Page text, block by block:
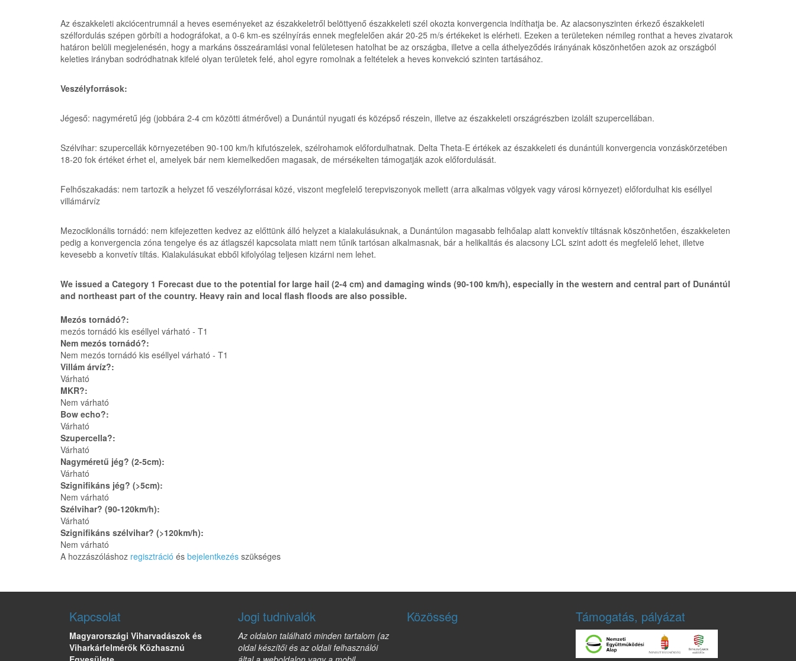
Az északkeleti akciócentrumnál a heves eseményeket az északkeletről belöttyenő északkeleti szél okozta konvergencia indíthatja be. Az alacsonyszinten érkező északkeleti
szélfordulás szépen görbíti a hodográfokat, a 0-6 km-es szélnyírás ennek megfelelően akár 20-25 m/s értékeket is elérheti. Ezeken a területeken némileg ronthat a heves zivatarok
határon belüli megjelenésén, hogy a markáns összeáramlási vonal felületesen hatolhat be az országba, illetve a cella áthelyeződés irányának köszönhetően azok az országból
keleties irányban sodródhatnak kifelé olyan területek felé, ahol egyre romolnak a feltételek a heves konvekció szinten tartásához.
Veszélyforrások:
Jégeső: nagyméretű jég (jobbára 2-4 cm közötti átmérővel) a Dunántúl nyugati és középső részein, illetve az északkeleti országrészben izolált szupercellában.
Szélvihar: szupercellák környezetében 90-100 km/h kifutószelek, szélrohamok előfordulhatnak. Delta Theta-E értékek az északkeleti és dunántúli konvergencia vonzáskörzetében
18-20 fok értéket érhet el, amelyek bár nem kiemelkedően magasak, de mérsékelten támogatják azok előfordulását.
Felhőszakadás: nem tartozik a helyzet fő veszélyforrásai közé, viszont megfelelő terepviszonyok mellett (arra alkalmas völgyek vagy városi környezet) előfordulhat kis eséllyel
villámárvíz
Mezociklonális tornádó: nem kifejezetten kedvez az előttünk álló helyzet a kialakulásuknak, a Dunántúlon magasabb felhőalap alatt konvektív tiltásnak köszönhetően, északkeleten
pedig a konvergencia zóna tengelye és az átlagszél kapcsolata miatt nem tűnik tartósan alkalmasnak, bár a helikalitás és alacsony LCL szint adott és megfelelő lehet, illetve
kevesebb a konvetív tiltás. Kialakulásukat ebből kifolyólag teljesen kizárni nem lehet.
We issued a Category 1 Forecast due to the potential for large hail (2-4 cm) and damaging winds (90-100 km/h), especially in the western and central part of Dunántúl
and northeast part of the country. Heavy rain and local flash floods are also possible.
Mezós tornádó?:
mezós tornádó kis eséllyel várható - T1
Nem mezós tornádó?:
Nem mezós tornádó kis eséllyel várható - T1
Villám árvíz?:
Várható
MKR?:
Nem várható
Bow echo?:
Várható
Szupercella?:
Várható
Nagyméretű jég? (2-5cm):
Várható
Szignifikáns jég? (>5cm):
Nem várható
Szélvihar? (90-120km/h):
Várható
Szignifikáns szélvihar? (>120km/h):
Nem várható
A hozzászóláshoz regisztráció és bejelentkezés szükséges
Kapcsolat
Magyarországi Viharvadászok és
Viharkárfelmérők Közhasznú
Jogi tudnivalók
Az oldalon található minden tartalom (az
oldal készítői és az oldali felhasználói
Közösség Támogatás, pályázat